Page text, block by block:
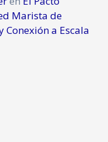
Marista de
Conexión a Escala